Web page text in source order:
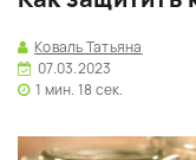
Коваль Татьяна
07.03.2023
1 мин. 18 сек.